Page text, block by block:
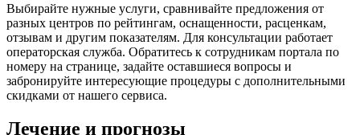
Выбирайте нужные услуги, сравнивайте предложения от
разных центров по рейтингам, оснащенности, расценкам,
отзывам и другим показателям. Для консультации работает
операторская служба. Обратитесь к сотрудникам портала по
номеру на странице, задайте оставшиеся вопросы и
забронируйте интересующие процедуры с дополнительными
скидками от нашего сервиса.
Лечение и прогнозы